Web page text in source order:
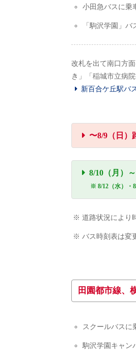
小田急バスに乗
「駒沢学園」
改札を出て南口方
き」「稲城市立病
新百合ケ丘駅バ
〜8/9（日）
8/10（月）
※ 8/12（水）・
※ 道路状況により
※ バス時刻表は変
田園都市線、
スクールバスに
駒沢学園キャン